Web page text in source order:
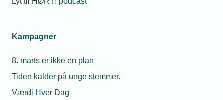
Kampagner
8. marts er ikke en plan
Tiden kalder på unge stemmer.
Værdi Hver Dag
TEKNIQ Barsel lukker – Sådan gør du virksomheden
TEKNIQ Barsel lukker pr. 30. juni 2026. Fra 1. juli 2026
overgår alle medlemsvirksomheder automatisk til DA
automatisk refusion.